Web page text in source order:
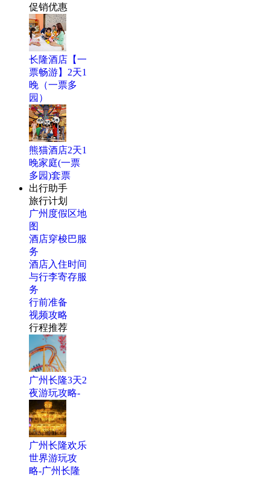
促销优惠
长隆酒店【一
票畅游】2天1
晚（一票多
园）
熊猫酒店2天1
晚家庭(一票
多园)套票
出行助手
旅行计划
广州度假区地
图
酒店穿梭巴服
务
酒店入住时间
与行李寄存服
务
行前准备
视频攻略
行程推荐
广州长隆3天2
夜游玩攻略-
广州长隆欢乐
世界游玩攻
略-广州长隆